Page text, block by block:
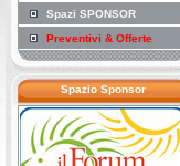
Spazi SPONSOR
Preventivi & Offerte
Spazio Sponsor